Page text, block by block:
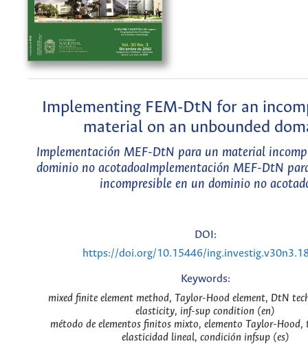
Implementing FEM-DtN for an
material on an unbounded
Implementación MEF-DtN para un material
dominio no acotadoaImplementación MEF-DtN
incompresible en un dominio no
DOI:
https://doi.org/10.15446/
Keywords:
mixed finite element method, Taylor-Hood element, DtN
elasticity, inf-sup condition (en)
método de elementos finitos mixto, elemento Taylor-Hood,
elasticidad lineal, condición infsup (es)